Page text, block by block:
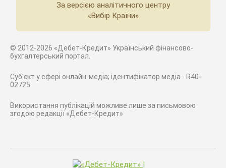
За версією аналітичного центру
«Вибір Країни»
© 2012-2026 «Дебет-Кредит» Український фінансово-
бухгалтерський портал.
Суб'єкт у сфері онлайн-медіа; ідентифікатор медіа - R40-
02725
Використання публікацій можливе лише за письмовою
згодою редакції «Дебет-Кредит»